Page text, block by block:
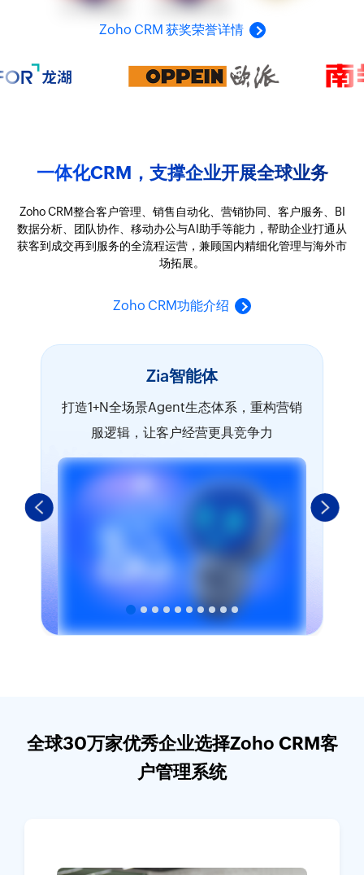
Zoho CRM 获奖荣誉详情
一体化CRM，支撑企业开展全球业务
Zoho CRM整合客户管理、销售自动化、营销协同、客户服务、BI
数据分析、团队协作、移动办公与AI助手等能力，帮助企业打通从
获客到成交再到服务的全流程运营，兼顾国内精细化管理与海外市
场拓展。
Zoho CRM功能介绍
Zia智能体
打造1+N全场景Agent生态体系，重构营销
服逻辑，让客户经营更具竞争力
全球30万家优秀企业选择Zoho CRM客
户管理系统